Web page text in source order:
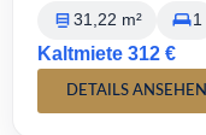
31,22 m² 1
Kaltmiete 312 €
DETAILS ANSEHEN